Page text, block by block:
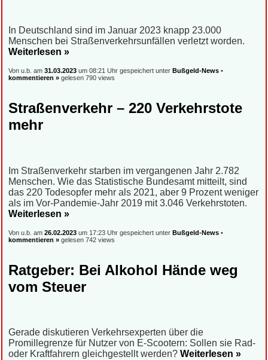
In Deutschland sind im Januar 2023 knapp 23.000
Menschen bei Straßenverkehrsunfällen verletzt worden.
Weiterlesen »
Von u.b. am 31.03.2023 um 08:21 Uhr gespeichert unter Bußgeld-News •
kommentieren » gelesen 790 views
Straßenverkehr – 220 Verkehrstote
mehr
Im Straßenverkehr starben im vergangenen Jahr 2.782
Menschen. Wie das Statistische Bundesamt mitteilt, sind
das 220 Todesopfer mehr als 2021, aber 9 Prozent weniger
als im Vor-Pandemie-Jahr 2019 mit 3.046 Verkehrstoten.
Weiterlesen »
Von u.b. am 26.02.2023 um 17:23 Uhr gespeichert unter Bußgeld-News •
kommentieren » gelesen 742 views
Ratgeber: Bei Alkohol Hände weg
vom Steuer
Gerade diskutieren Verkehrsexperten über die
Promillegrenze für Nutzer von E-Scootern: Sollen sie Rad-
oder Kraftfahrern gleichgestellt werden? Weiterlesen »